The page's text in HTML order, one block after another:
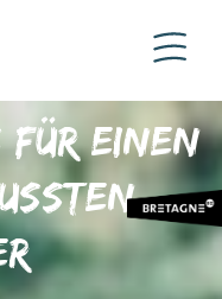
für einen